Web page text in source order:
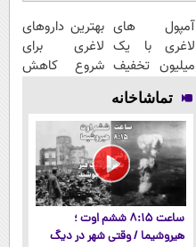
آمپول های
لاغری با یک
میلیون تخفیف
| ارسال از
داروخانه های
معتبر
بهترین داروهای
لاغری برای
شروع کاهش
نزدیکت!
تماشاخانه
ساعت ۸:۱۵ ششم اوت ؛
هیروشیما / وقتی شهر در دیگ